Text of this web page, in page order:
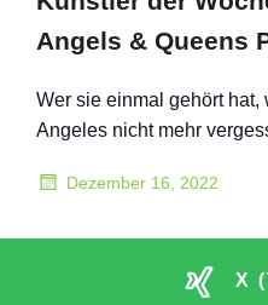
Angels & Queens
Wer sie einmal gehört
Angeles nicht mehr
Dezember 16, 2022
X